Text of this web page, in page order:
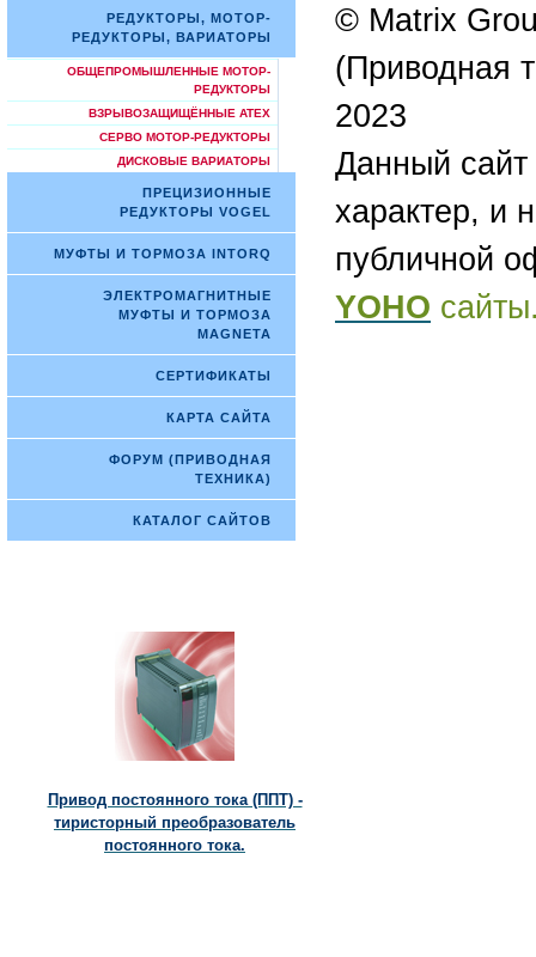
РЕДУКТОРЫ, МОТОР-
РЕДУКТОРЫ, ВАРИАТОРЫ
ОБЩЕПРОМЫШЛЕННЫЕ МОТОР-
РЕДУКТОРЫ
ВЗРЫВОЗАЩИЩЁННЫЕ ATEX
СЕРВО МОТОР-РЕДУКТОРЫ
ДИСКОВЫЕ ВАРИАТОРЫ
ПРЕЦИЗИОННЫЕ
РЕДУКТОРЫ VOGEL
МУФТЫ И ТОРМОЗА INTORQ
ЭЛЕКТРОМАГНИТНЫЕ
МУФТЫ И ТОРМОЗА
MAGNETA
СЕРТИФИКАТЫ
КАРТА САЙТА
ФОРУМ (ПРИВОДНАЯ
ТЕХНИКА)
КАТАЛОГ САЙТОВ
Привод постоянного тока (ППТ) -
тиристорный преобразователь
постоянного тока.
© Matrix
(Приводная
2023
Данный
характер, и
публичной
YOHO